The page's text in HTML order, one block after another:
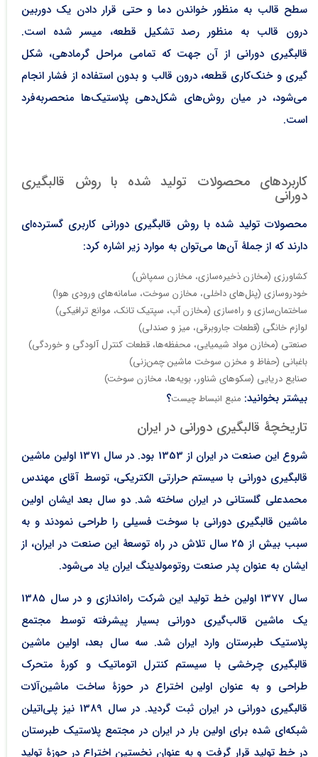
سطح قالب به منظور خواندن دما و حتی قرار دادن یک دوربین
درون قالب به منظور رصد تشکیل قطعه، میسر شده است.
قالبگیری دورانی از آن جهت که تمامی مراحل گرمادهی، شکل
گیری و خنک‌کاری قطعه، درون قالب و بدون استفاده از فشار انجام
می‌شود، در میان روش‌های شکل‌دهی پلاستیک‌ها منحصربه‌فرد
است.
کاربردهای محصولات تولید شده با روش قالبگیری
دورانی
محصولات تولید شده با روش قالبگیری دورانی کاربری گسترده‌ای
دارند که از جملۀ آن‌ها می‌توان به موارد زیر اشاره کرد:
کشاورزی (مخازن ذخیره‌سازی، مخازن سمپاش)
خودروسازی (پنل‌های داخلی، مخازن سوخت، سامانه‌های ورودی هوا)
ساختمان‌سازی و راه‌سازی (مخازن آب، سپتیک تانک، موانع ترافیکی)
لوازم خانگی (قطعات جاروبرقی، میز و صندلی)
صنعتی (مخازن مواد شیمیایی، محفظه‌ها، قطعات کنترل آلودگی و خوردگی)
باغبانی (حفاظ و مخزن سوخت ماشین چمن‌زنی)
صنایع دریایی (سکوهای شناور، بویه‌ها، مخازن سوخت)
بیشتر بخوانید: منبع انبساط چیست؟
تاریخچۀ قالبگیری دورانی در ایران
شروع این صنعت در ایران از 1353 بود. در سال 1371 اولین ماشین
قالبگیری دورانی با سیستم حرارتی الکتریکی، توسط آقای مهندس
محمدعلی گلستانی در ایران ساخته شد. دو سال بعد ایشان اولین
ماشین قالبگیری دورانی با سوخت فسیلی را طراحی نمودند و به
سبب بیش از 25 سال تلاش در راه توسعۀ این صنعت در ایران، از
ایشان به عنوان پدر صنعت روتومولدینگ ایران یاد می‌شود.
سال 1377 اولین خط تولید این شرکت راه‌اندازی و در سال 1385
یک ماشین قالب‌گیری دورانی بسیار پیشرفته توسط مجتمع
پلاستیک طبرستان وارد ایران شد. سه سال بعد، اولین ماشین
قالبگیری چرخشی با سیستم کنترل اتوماتیک و کورۀ متحرک
طراحی و به عنوان اولین اختراع در حوزۀ ساخت ماشین‌آلات
قالبگیری دورانی در ایران ثبت گردید. در سال 1389 نیز پلی‌اتیلن
شبکه‌ای شده برای اولین بار در ایران در مجتمع پلاستیک طبرستان
در خط تولید قرار گرفت و به عنوان نخستین اختراع در حوزۀ تولید